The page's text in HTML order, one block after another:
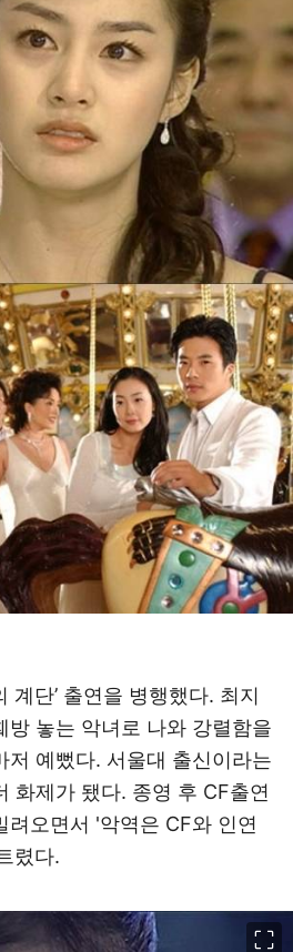
계단’ 출연을 병행했다. 최지
방 놓는 악녀로 나와 강렬함을
저 예뻤다. 서울대 출신이라는
화제가 됐다. 종영 후 CF출연
려오면서 '악역은 CF와 인연
렸다.